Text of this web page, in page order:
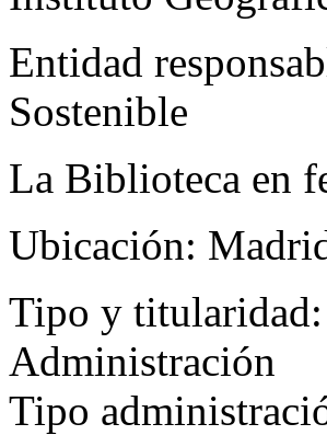
Entidad
Sostenible
La Biblioteca en
Ubicación:
Tipo y titularidad:
Administración
Tipo